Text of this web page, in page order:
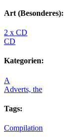
Art (Besonderes):
2 x CD
CD
Kategorien:
A
Adverts, the
Tags:
Compilation